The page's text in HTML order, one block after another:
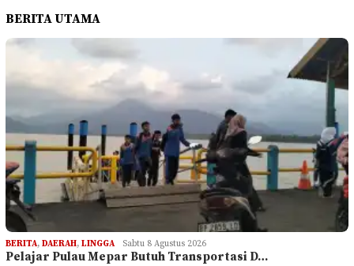
BERITA UTAMA
BERITA, DAERAH, LINGGA Sabtu 8 Agustus 2026
Pelajar Pulau Mepar Butuh Transportasi D…